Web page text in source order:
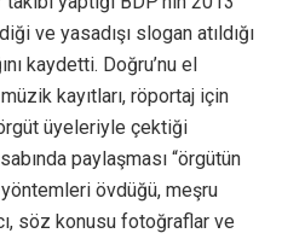
ve yasadışı slogan atıldığı
kaydetti. Doğru’nu el
kayıtları, röportaj için
üyeleriyle çektiği
paylaşması “örgütün
övdüğü, meşru
söz konusu fotoğraflar ve